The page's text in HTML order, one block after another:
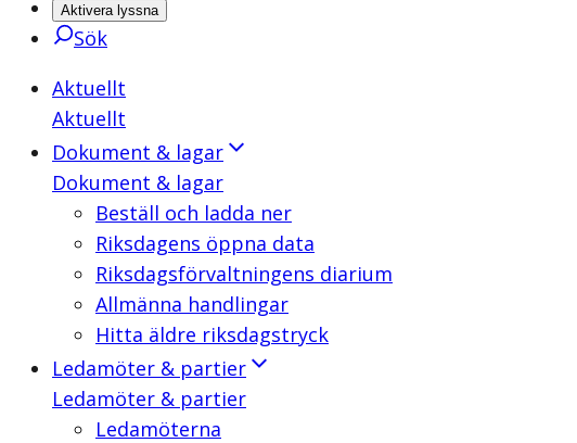
Aktivera lyssna
Sök
Aktuellt
Aktuellt
Dokument & lagar
Dokument & lagar
Beställ och ladda ner
Riksdagens öppna data
Riksdagsförvaltningens diarium
Allmänna handlingar
Hitta äldre riksdagstryck
Ledamöter & partier
Ledamöter & partier
Ledamöterna